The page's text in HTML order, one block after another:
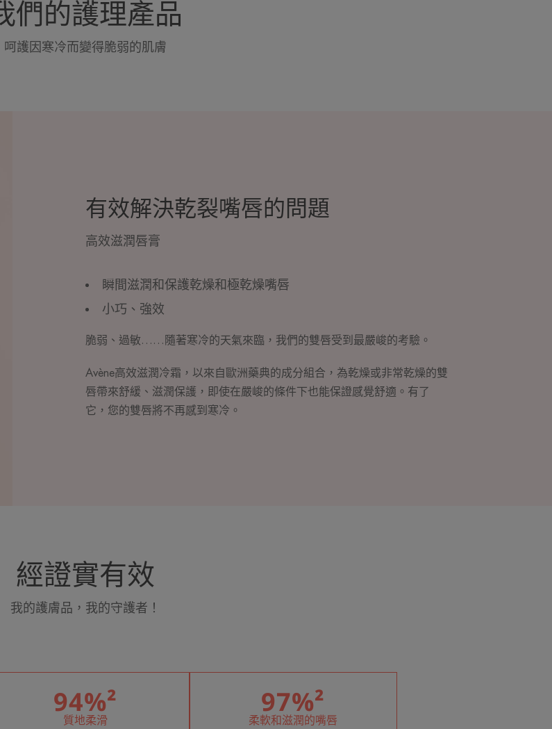
們的護理產品
呵護因寒冷而變得脆弱的肌膚
有效解決乾裂嘴唇的問題
高效滋潤唇膏
瞬間滋潤和保護乾燥和極乾燥嘴唇
小巧、強效
脆弱、過敏……隨著寒冷的天氣來臨，我們的雙唇受到最嚴峻的考驗。
Avène高效滋潤冷霜，以來自歐洲藥典的成分組合，為乾燥或非常乾燥的雙
唇帶來舒緩、滋潤保護，即使在嚴峻的條件下也能保證感覺舒適。有了
它，您的雙唇將不再感到寒冷。
經證實有效
我的護膚品，我的守護者！
94%²
質地柔滑
97%²
柔軟和滋潤的嘴唇